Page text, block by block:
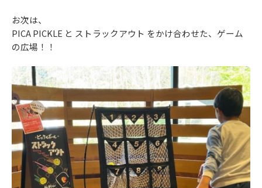
お次は、
PICA PICKLE と ストラックアウト をかけ合わせた、ゲーム
の広場！！